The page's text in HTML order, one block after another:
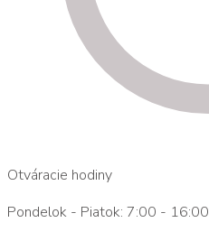
Otváracie hodiny
Pondelok - Piatok: 7:00 - 16:00